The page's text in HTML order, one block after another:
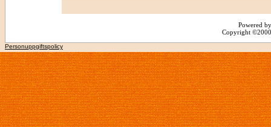
Powered
Copyright
Personuppgiftspolicy